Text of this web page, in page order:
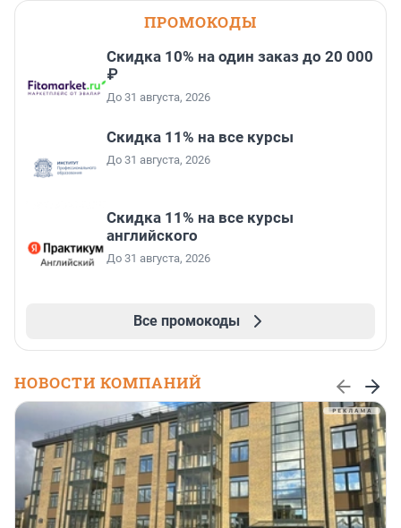
ПРОМОКОДЫ
Скидка 10% на один заказ до 20 000
₽
До 31 августа, 2026
Скидка 11% на все курсы
До 31 августа, 2026
Скидка 11% на все курсы
английского
До 31 августа, 2026
Все промокоды
НОВОСТИ КОМПАНИЙ